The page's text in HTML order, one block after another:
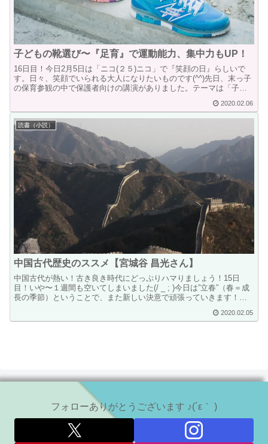
子どもの靴選び〜『足育』で運動能力、集中力もUP！
16日目！今日2月5日は「ニコ(２５)ニコ」で『笑顔の日』らしいで
す。日々、笑顔でいられる大人になりたいものです(^^)先日、末っ子
の保育参観の中で保護者向けの講演がありました。テーマは「子ど
2020.02.06
読書（小説）
中国古代歴史のススメ【宮城谷 昌光さん】
中国古代が熱い！古き良き時代にどっぷりハマりましょう！15日
目！いや〜１週間も空いてしまいました(/ _ ; )今日は”立春”（春＝成
長の季節）ということで、また新しい決意で頑張っていきます！タ
2020.02.05
フォローありがとうございます ♪(´ε｀ )